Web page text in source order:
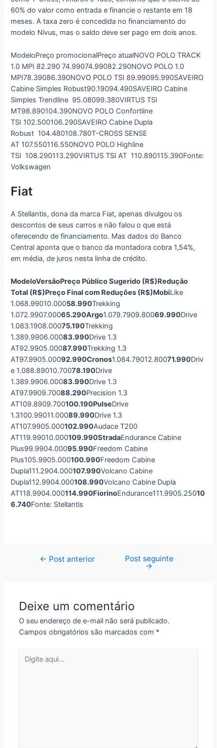
60% do valor como entrada e financie o restante em 18
meses. A taxa zero é concedida no financiamento do
modelo Nivus, mas o saldo deve ser pago em dois anos.
ModeloPreço promocionalPreço atualNOVO POLO TRACK
1.0 MPI 82.290 74.99074.99082.290NOVO POLO 1.0
MPI78.39086.390NOVO POLO TSI 89.99095.990SAVEIRO
Cabine Simples Robust90.19094.490SAVEIRO Cabine
Simples Trendline 95.08099.380VIRTUS TSI
MT98.890104.390NOVO POLO Confortline
TSI 102.500106.290SAVEIRO Cabine Dupla
Robust 104.480108.780T-CROSS SENSE
AT 107.550116.550NOVO POLO Highline
TSI 108.290113.290VIRTUS TSI AT 110.890115.390Fonte:
Volkswagen
Fiat
A Stellantis, dona da marca Fiat, apenas divulgou os
descontos de seus carros e não falou o que está
oferecendo de financiamento. Mas dados do Banco
Central aponta que o banco da montadora cobra 1,54%,
em média, de juros nesta linha de crédito.
ModeloVersãoPreço Público Sugerido (R$)Redução
Total (R$)Preço Final com Reduções (R$)MobiLike
1.068.99010.00058.990Trekking
1.072.9907.00065.290Argo1.079.7909.80069.990Drive
1.083.1908.00075.190Trekking
1.389.9906.00083.990Drive 1.3
AT92.9905.00087.990Trekking 1.3
AT97.9905.00092.990Cronos1.084.79012.80071.990Driv
e 1.088.89010.70078.190Drive
1.389.9906.00083.990Drive 1.3
AT97.9909.70088.290Precision 1.3
AT109.8909.700100.190PulseDrive
1.3100.99011.00089.990Drive 1.3
AT107.9905.000102.990Audace T200
AT119.99010.000109.990StradaEndurance Cabine
Plus99.9904.00095.990Freedom Cabine
Plus105.9905.000100.990Freedom Cabine
Dupla111.2904.000107.990Volcano Cabine
Dupla112.9904.000108.990Volcano Cabine Dupla
AT118.9904.000114.990FiorinoEndurance111.9905.25010
6.740Fonte: Stellantis
Navegação
← Post anterior Post seguinte
→
Deixe um comentário
O seu endereço de e-mail não será publicado.
Campos obrigatórios são marcados com *
aqui...